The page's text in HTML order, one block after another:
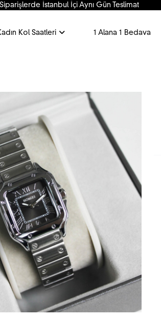
İstanbul İçi Aynı Gün Teslimat
Kol Saatleri 1 Alana 1 Bedava